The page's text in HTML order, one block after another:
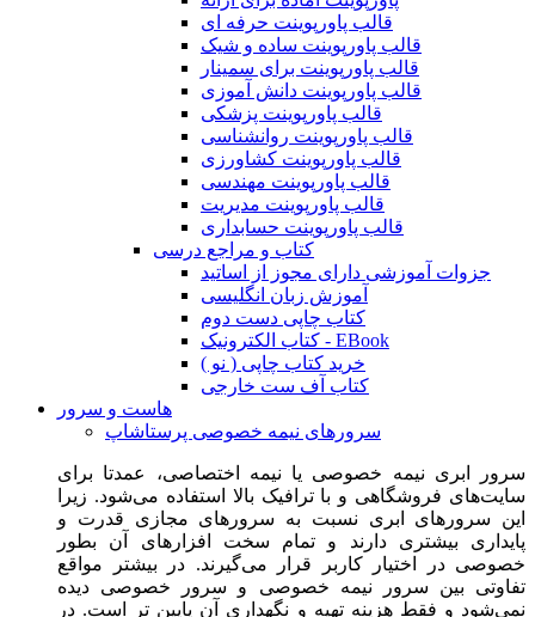
قالب پاورپوینت حرفه ای
قالب پاورپوینت ساده و شیک
قالب پاورپوینت برای سمینار
قالب پاورپوینت دانش آموزی
قالب پاورپوینت پزشکی
قالب پاورپوینت روانشناسی
قالب پاورپوینت کشاورزی
قالب پاورپوینت مهندسی
قالب پاورپوینت مدیریت
قالب پاورپوینت حسابداری
کتاب و مراجع درسی
جزوات آموزشی دارای مجوز از اساتید
آموزش زبان انگلیسی
کتاب چاپی دست دوم
کتاب الکترونیک - EBook
خرید کتاب چاپی ( نو )
کتاب آف ست خارجی
هاست و سرور
سرورهای نیمه خصوصی پرستاشاپ
سرور ابری نیمه خصوصی یا نیمه اختصاصی، عمدتا برای
سایت‌های فروشگاهی و با ترافیک بالا استفاده می‌شود. زیرا
این سرورهای ابری نسبت به سرورهای مجازی قدرت و
پایداری بیشتری دارند و تمام سخت افزارهای آن بطور
خصوصی در اختیار کاربر قرار می‌گیرند. در بیشتر مواقع
تفاوتی بین سرور نیمه خصوصی و سرور خصوصی دیده
نمی‌شود و فقط هزینه تهیه و نگهداری آن پایین تر است. در